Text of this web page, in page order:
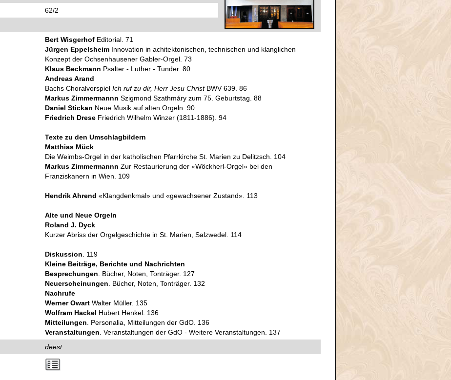
62/2
Bert Wisgerhof Editorial. 71
Jürgen Eppelsheim Innovation in achitektonischen, technischen und klanglichen
Konzept der Ochsenhausener Gabler-Orgel. 73
Klaus Beckmann Psalter - Luther - Tunder. 80
Andreas Arand
Bachs Choralvorspiel Ich ruf zu dir, Herr Jesu ChristBWV 639. 86
Markus Zimmermannn Szigmond Szathmáry zum 75. Geburtstag. 88
Daniel Stickan Neue Musik auf alten Orgeln. 90
Friedrich Drese Friedrich Wilhelm Winzer (1811-1886). 94
Texte zu den Umschlagbildern
Matthias Mück
Die Weimbs-Orgel in der katholischen Pfarrkirche St. Marien zu Delitzsch. 104
Markus Zimmermannn Zur Restaurierung der «Wöckherl-Orgel» bei den
Franziskanern in Wien. 109
Hendrik Ahrend «Klangdenkmal» und «gewachsener Zustand». 113
Alte und Neue Orgeln
Roland J. Dyck
Kurzer Abriss der Orgelgeschichte in St. Marien, Salzwedel. 114
Diskussion . 119
Kleine Beiträge, Berichte und Nachrichten
Besprechungen . Bücher, Noten, Tonträger. 127
Neuerscheinungen . Bücher, Noten, Tonträger. 132
Nachrufe
Werner Owart Walter Müller. 135
Wolfram Hackel Hubert Henkel. 136
Mitteilungen . Personalia, Mitteilungen der GdO. 136
Veranstaltungen . Veranstaltungen der GdO - Weitere Veranstaltungen. 137
deest